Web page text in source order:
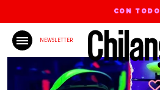
CON TODO
NEWSLETTER